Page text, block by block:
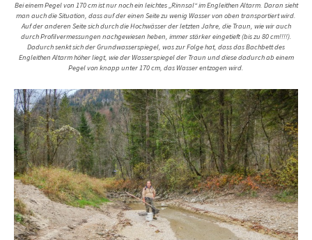
Bei einem Pegel von 170 cm ist nur noch ein leichtes „Rinnsal“ im Engleithen Altarm. Daran sieht
man auch die Situation, dass auf der einen Seite zu wenig Wasser von oben transportiert wird.
Auf der anderen Seite sich durch die Hochwässer der letzten Jahre, die Traun, wie wir auch
durch Profilvermessungen nachgewiesen heben, immer stärker eingetieft (bis zu 80 cm!!!!).
Dadurch senkt sich der Grundwasserspiegel, was zur Folge hat, dass das Bachbett des
Engleithen Altarm höher liegt, wie der Wasserspiegel der Traun und diese dadurch ab einem
Pegel von knapp unter 170 cm, das Wasser entzogen wird.